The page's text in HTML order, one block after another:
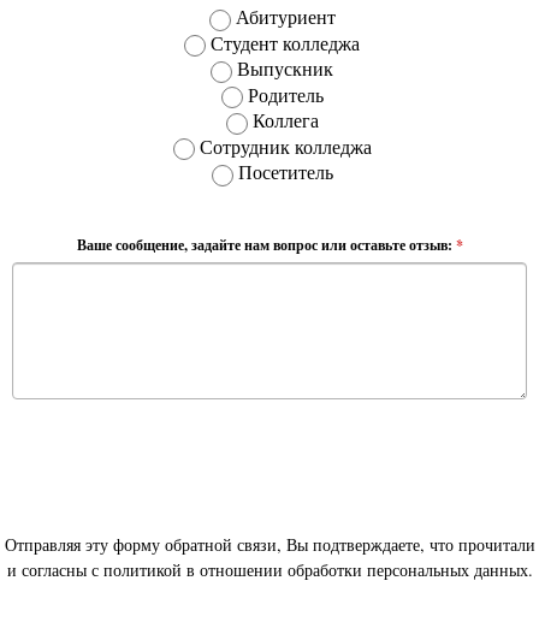
Абитуриент
Студент колледжа
Выпускник
Родитель
Коллега
Сотрудник колледжа
Посетитель
Ваше сообщение, задайте нам вопрос или оставьте отзыв: *
Отправляя эту форму обратной связи, Вы подтверждаете, что прочитали
и согласны с политикой в отношении обработки персональных данных.